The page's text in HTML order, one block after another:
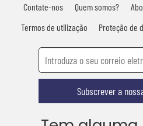
Contate-nos Quem somos?
Termos de utilização
Proteção de
Subscrever a